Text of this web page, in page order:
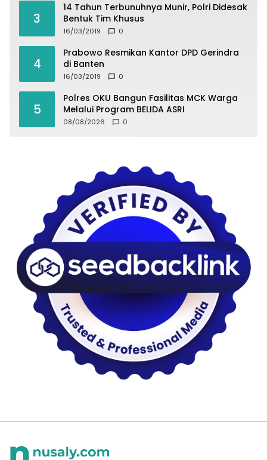
3
14 Tahun Terbunuhnya Munir, Polri Didesak
Bentuk Tim Khusus
16/03/2019 0
4
Prabowo Resmikan Kantor DPD Gerindra
di Banten
16/03/2019 0
5
Polres OKU Bangun Fasilitas MCK Warga
Melalui Program BELIDA ASRI
08/08/2026 0